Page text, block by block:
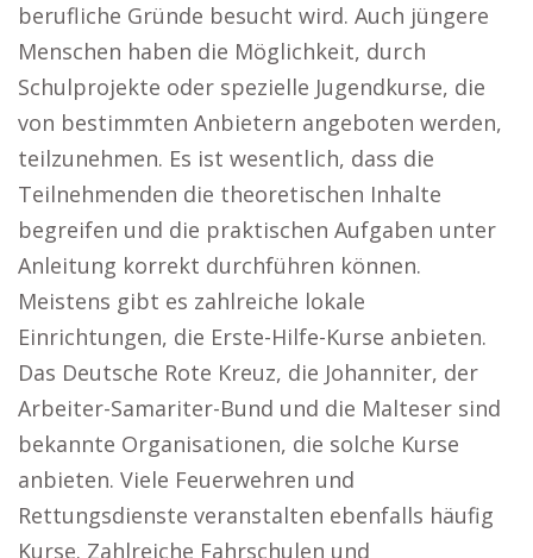
berufliche Gründe besucht wird. Auch jüngere
Menschen haben die Möglichkeit, durch
Schulprojekte oder spezielle Jugendkurse, die
von bestimmten Anbietern angeboten werden,
teilzunehmen. Es ist wesentlich, dass die
Teilnehmenden die theoretischen Inhalte
begreifen und die praktischen Aufgaben unter
Anleitung korrekt durchführen können.
Meistens gibt es zahlreiche lokale
Einrichtungen, die Erste-Hilfe-Kurse anbieten.
Das Deutsche Rote Kreuz, die Johanniter, der
Arbeiter-Samariter-Bund und die Malteser sind
bekannte Organisationen, die solche Kurse
anbieten. Viele Feuerwehren und
Rettungsdienste veranstalten ebenfalls häufig
Kurse. Zahlreiche Fahrschulen und